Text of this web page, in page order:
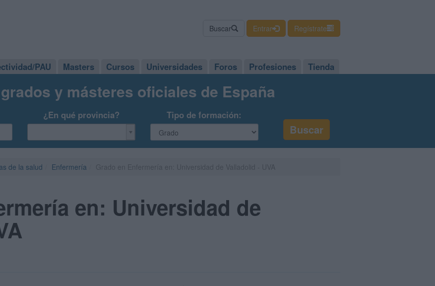
Buscar Entrar Regístrate
PAU Masters Cursos Universidades Foros Profesiones Tienda
y másteres oficiales de España
¿En qué provincia? Tipo de formación:
de la salud Enfermería
en: Universidad de